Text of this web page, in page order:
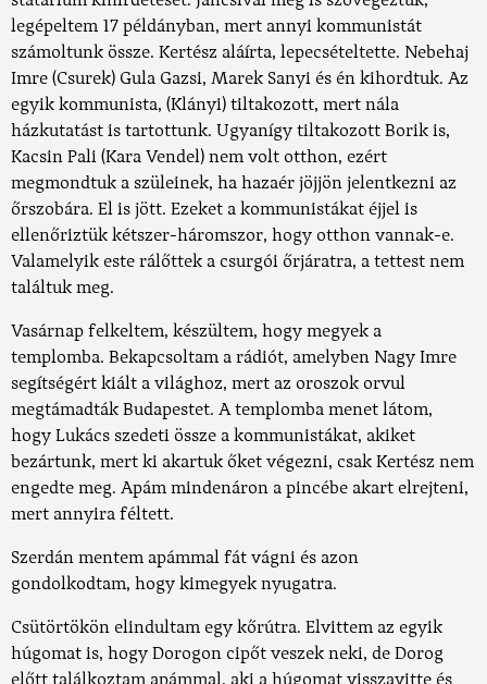
legépeltem 17 példányban, mert annyi kommunistát
számoltunk össze. Kertész aláírta, lepecsételtette. Nebehaj
Imre (Csurek) Gula Gazsi, Marek Sanyi és én kihordtuk. Az
egyik kommunista, (Klányi) tiltakozott, mert nála
házkutatást is tartottunk. Ugyanígy tiltakozott Borik is,
Kacsin Pali (Kara Vendel) nem volt otthon, ezért
megmondtuk a szüleinek, ha hazaér jöjjön jelentkezni az
őrszobára. El is jött. Ezeket a kommunistákat éjjel is
ellenőriztük kétszer-háromszor, hogy otthon vannak-e.
Valamelyik este rálőttek a csurgói őrjáratra, a tettest nem
találtuk meg.
Vasárnap felkeltem, készültem, hogy megyek a
templomba. Bekapcsoltam a rádiót, amelyben Nagy Imre
segítségért kiált a világhoz, mert az oroszok orvul
megtámadták Budapestet. A templomba menet látom,
hogy Lukács szedeti össze a kommunistákat, akiket
bezártunk, mert ki akartuk őket végezni, csak Kertész nem
engedte meg. Apám mindenáron a pincébe akart elrejteni,
mert annyira féltett.
Szerdán mentem apámmal fát vágni és azon
gondolkodtam, hogy kimegyek nyugatra.
Csütörtökön elindultam egy kőrútra. Elvittem az egyik
húgomat is, hogy Dorogon cipőt veszek neki, de Dorog
előtt találkoztam apámmal, aki a húgomat visszavitte és